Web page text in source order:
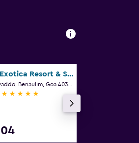
Taj Exotica Resort & Spa, Goa
Calwaddo, Benaulim, Goa 403716, India, Benaulim
5 estrellas